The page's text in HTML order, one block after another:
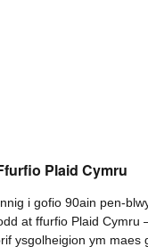
Plaid Cymru
i gofio 90ain pen-
at ffurfio Plaid Cymru
ysgolheigion ym maes